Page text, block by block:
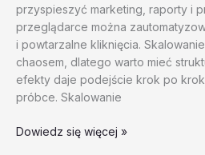
przyspieszyć marketing, raporty i
przeglądarce można
i powtarzalne kliknięcia.
chaosem, dlatego warto mieć
efekty daje podejście krok po
próbce. Skalowanie
Automatyzacja
Dowiedz się więcej »